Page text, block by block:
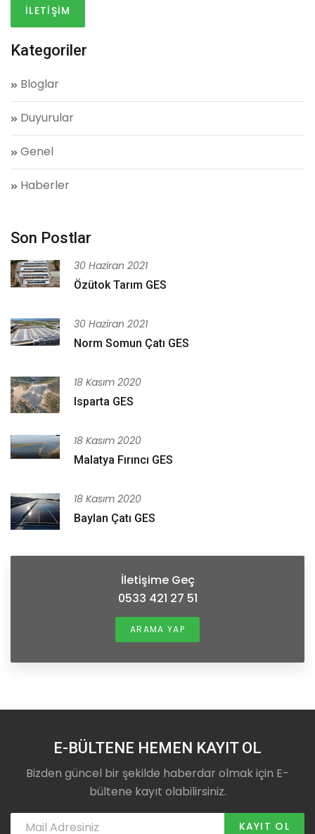
İLETİŞİM
Kategoriler
Bloglar
Duyurular
Genel
Haberler
Son Postlar
30 Haziran 2021
Özütok Tarım GES
30 Haziran 2021
Norm Somun Çatı GES
18 Kasım 2020
Isparta GES
18 Kasım 2020
Malatya Fırıncı GES
18 Kasım 2020
Baylan Çatı GES
İletişime Geç
0533 421 27 51
ARAMA YAP
E-BÜLTENE HEMEN KAYIT OL
Bizden güncel bir şekilde haberdar olmak için E-
bültene kayıt olabilirsiniz.
KAYIT OL